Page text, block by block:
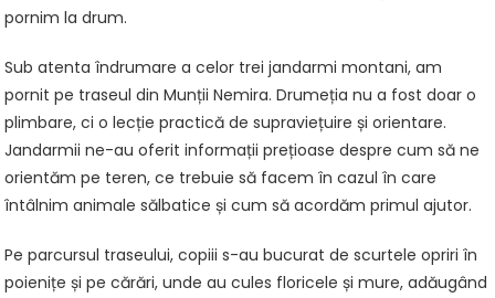
pornim la drum.
Sub atenta îndrumare a celor trei jandarmi montani, am
pornit pe traseul din Munții Nemira. Drumeția nu a fost doar o
plimbare, ci o lecție practică de supraviețuire și orientare.
Jandarmii ne-au oferit informații prețioase despre cum să ne
orientăm pe teren, ce trebuie să facem în cazul în care
întâlnim animale sălbatice și cum să acordăm primul ajutor.
Pe parcursul traseului, copiii s-au bucurat de scurtele opriri în
poienițe și pe cărări, unde au cules floricele și mure, adăugând